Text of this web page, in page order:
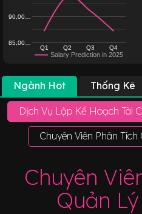
Salary Prediction in 2025
Q1 Q2 Q3 Q4
85,00…
90,00…
Ngành Hot Thống Kê
Dịch Vụ Lập Kế Hoạch Tài
Chuyên Viên Phân Tích
Chuyên
Quản